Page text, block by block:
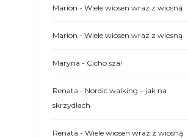
Marion - Wiele wiosen wraz z wiosną
Marion - Wiele wiosen wraz z wiosną
Maryna - Cicho sza!
Renata - Nordic walking – jak na
skrzydłach
Renata - Wiele wiosen wraz z wiosną